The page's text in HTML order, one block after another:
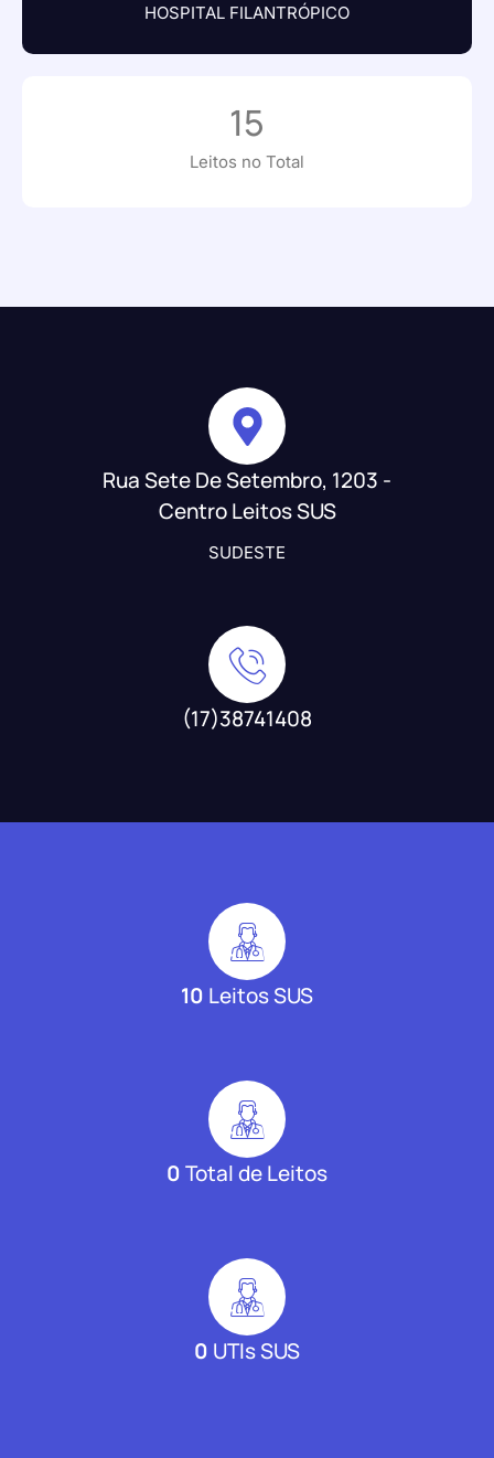
HOSPITAL FILANTRÓPICO
Leitos no Total
15
Rua Sete De Setembro, 1203 -
Centro Leitos SUS
SUDESTE
(17)38741408
10 Leitos SUS
0Total de Leitos
0 UTIs SUS